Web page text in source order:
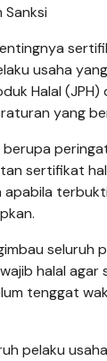
Sanksi
usaha
Halal
yang
sertifikat
seluruh
halal agar
tenggat
pelaku